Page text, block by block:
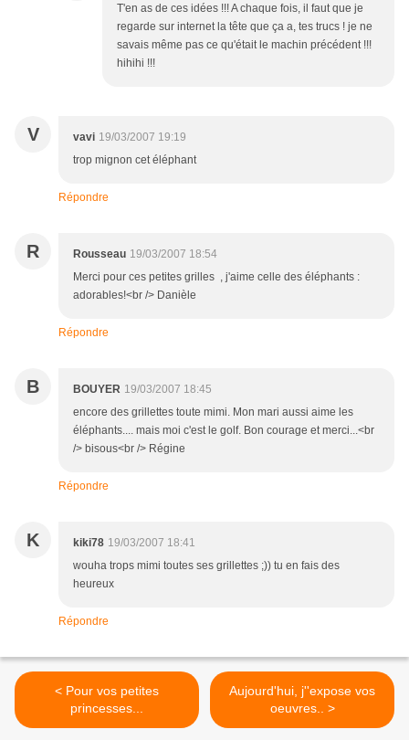
T'en as de ces idées !!! A chaque fois, il faut que je
regarde sur internet la tête que ça a, tes trucs ! je ne
savais même pas ce qu'était le machin précédent !!!
hihihi !!!
V vavi 19/03/2007 19:19
trop mignon cet éléphant
Répondre
R Rousseau 19/03/2007 18:54
Merci pour ces petites grilles , j'aime celle des éléphants :
adorables!<br /> Danièle
Répondre
B BOUYER 19/03/2007 18:45
encore des grillettes toute mimi. Mon mari aussi aime les
éléphants.... mais moi c'est le golf. Bon courage et merci...<br
/> bisous<br /> Régine
Répondre
K kiki78 19/03/2007 18:41
wouha trops mimi toutes ses grillettes ;)) tu en fais des
heureux
Répondre
< Pour vos petites
princesses...
Aujourd'hui, j''expose vos
oeuvres.. >